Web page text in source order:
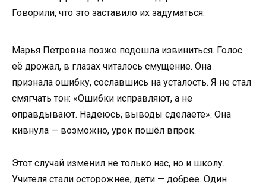
Говорили, что это заставило их задуматься.
Марья Петровна позже подошла извиниться. Голос
её дрожал, в глазах читалось смущение. Она
признала ошибку, сославшись на усталость. Я не стал
смягчать тон: «Ошибки исправляют, а не
оправдывают. Надеюсь, выводы сделаете». Она
кивнула — возможно, урок пошёл впрок.
Этот случай изменил не только нас, но и школу.
Учителя стали осторожнее, дети — добрее. Один